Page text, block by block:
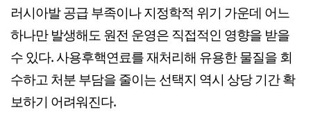
러시아발 공급 부족이나 지정학적 위기 가운데 어느
하나만 발생해도 원전 운영은 직접적인 영향을 받을
수 있다. 사용후핵연료를 재처리해 유용한 물질을 회
수하고 처분 부담을 줄이는 선택지 역시 상당 기간 확
보하기 어려워진다.